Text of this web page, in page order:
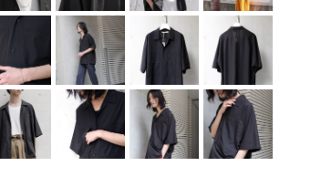
STUDIO
NICHOLSON
THE JEAN
PIERRE
th products
URU